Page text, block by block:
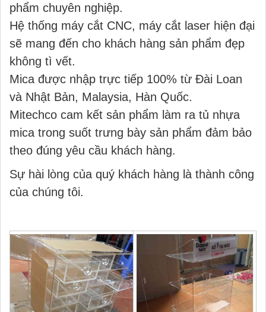
phẩm chuyên nghiệp.
Hệ thống máy cắt CNC, máy cắt laser hiện đại
sẽ mang đến cho khách hàng sản phẩm đẹp
không tì vết.
Mica được nhập trực tiếp 100% từ Đài Loan
và Nhật Bản, Malaysia, Hàn Quốc.
Mitechco cam kết sản phẩm làm ra tủ nhựa
mica trong suốt trưng bày sản phẩm đảm bảo
theo đúng yêu cầu khách hàng.
Sự hài lòng của quý khách hàng là thành công
của chúng tôi.